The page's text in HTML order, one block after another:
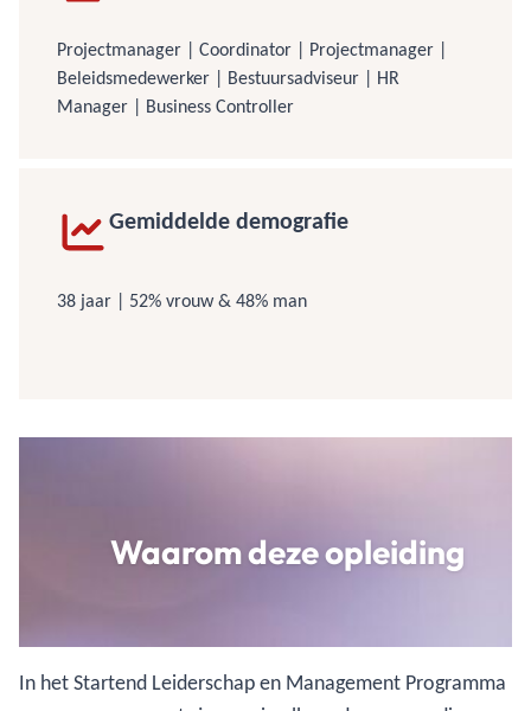
Projectmanager | Coordinator | Projectmanager |
Beleidsmedewerker | Bestuursadviseur | HR
Manager | Business Controller
Gemiddelde demografie
38 jaar | 52% vrouw & 48% man
Waarom deze opleiding
In het Startend Leiderschap en Management Programma